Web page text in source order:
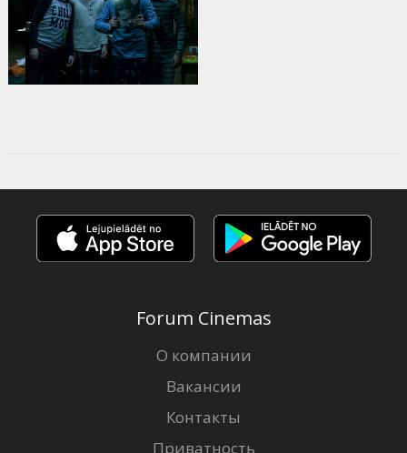
Forum Cinemas
О компании
Вакансии
Контакты
Приватность